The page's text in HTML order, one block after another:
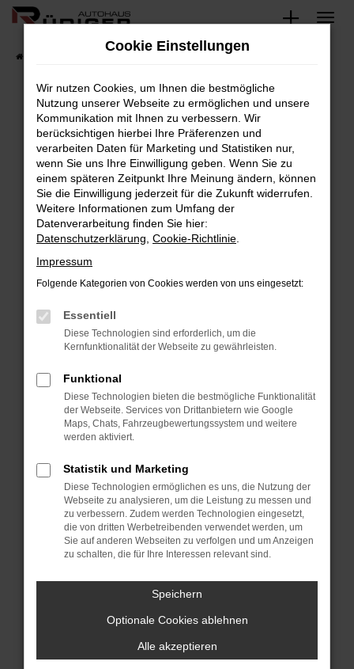
Zum
springen
Fehler: Network Error
Beim Laden ist ein Fehler aufgetreten.
Hier sind ein paar Tipps, die dir helfen können:
Überprüfe deine Firewall und deine
Internetverbindung.
Laden andere Webseiten, zum Beispiel deine
Suchmaschine?
Prüfe deine Browsererweiterungen.
können das Laden bestimmter Seiten
verhindern. Funktioniert die Seite in einem
anderen Browser oder in einem privaten
Starte dein Gerät neu.
Das kann manchmal helfen, vorübergehende
Probleme zu beheben.
Betriebssystem auf dem neuesten Stand
sind.
Veraltete Software birgt nicht nur ein
Sicherheitsrisiko, sondern kann auch dazu
führen, dass bestimmte Funktionen nicht mehr
unterstützt werden.
Wende dich an den Webseitenbetreiber.
Wenn du alle oben genannten Schritte versucht
hast, kontaktiere uns bitte. Wir werden
versuchen, das Problem zu beheben. Du kannst
uns diesen Text schicken, um uns bei der
Cookie Einstellungen
Wir nutzen Cookies, um Ihnen die bestmögliche
Nutzung unserer Webseite zu ermöglichen und unsere
Kommunikation mit Ihnen zu verbessern. Wir
berücksichtigen hierbei Ihre Präferenzen und
verarbeiten Daten für Marketing und Statistiken nur,
wenn Sie uns Ihre Einwilligung geben. Wenn Sie zu
einem späteren Zeitpunkt Ihre Meinung ändern, können
Sie die Einwilligung jederzeit für die Zukunft widerrufen.
Weitere Informationen zum Umfang der
Datenverarbeitung finden Sie hier:
Datenschutzerklärung Cookie-Richtlinie
Impressum
Folgende Kategorien von Cookies werden von uns eingesetzt:
Essentiell
Diese Technologien sind erforderlich, um die
Kernfunktionalität der Webseite zu gewährleisten.
Funktional
Diese Technologien bieten die bestmögliche Funktionalität
der Webseite. Services von Drittanbietern wie Google
Maps, Chats, Fahrzeugbewertungssystem und weitere
werden aktiviert.
Statistik und Marketing
Diese Technologien ermöglichen es uns, die Nutzung der
Webseite zu analysieren, um die Leistung zu messen und
zu verbessern. Zudem werden Technologien eingesetzt,
die von dritten Werbetreibenden verwendet werden, um
Sie auf anderen Webseiten zu verfolgen und um Anzeigen
zu schalten, die für Ihre Interessen relevant sind.
Speichern
Optionale Cookies ablehnen
Alle akzeptieren